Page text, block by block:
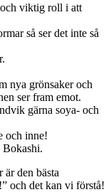
viktig roll i att
så ser det inte så
nya grönsaker och
ser fram emot.
gärna soya- och
och inne!
Bokashi.
är den bästa
och det kan vi förstå!